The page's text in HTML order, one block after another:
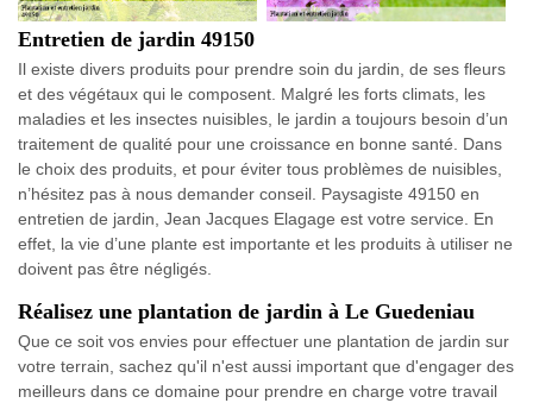
Entretien de jardin 49150
Il existe divers produits pour prendre soin du jardin, de ses fleurs
et des végétaux qui le composent. Malgré les forts climats, les
maladies et les insectes nuisibles, le jardin a toujours besoin d’un
traitement de qualité pour une croissance en bonne santé. Dans
le choix des produits, et pour éviter tous problèmes de nuisibles,
n’hésitez pas à nous demander conseil. Paysagiste 49150 en
entretien de jardin, Jean Jacques Elagage est votre service. En
effet, la vie d’une plante est importante et les produits à utiliser ne
doivent pas être négligés.
Réalisez une plantation de jardin à Le Guedeniau
Que ce soit vos envies pour effectuer une plantation de jardin sur
votre terrain, sachez qu'il n'est aussi important que d'engager des
meilleurs dans ce domaine pour prendre en charge votre travail